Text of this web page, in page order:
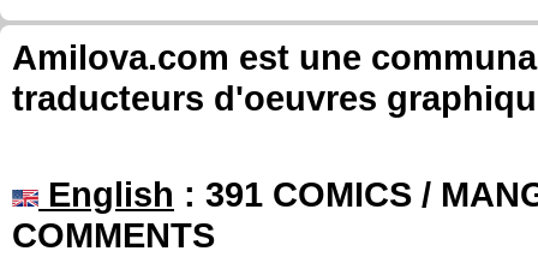
Amilova.com est une
traducteurs d'oeuvres
English : 391 COMICS /
COMMENTS